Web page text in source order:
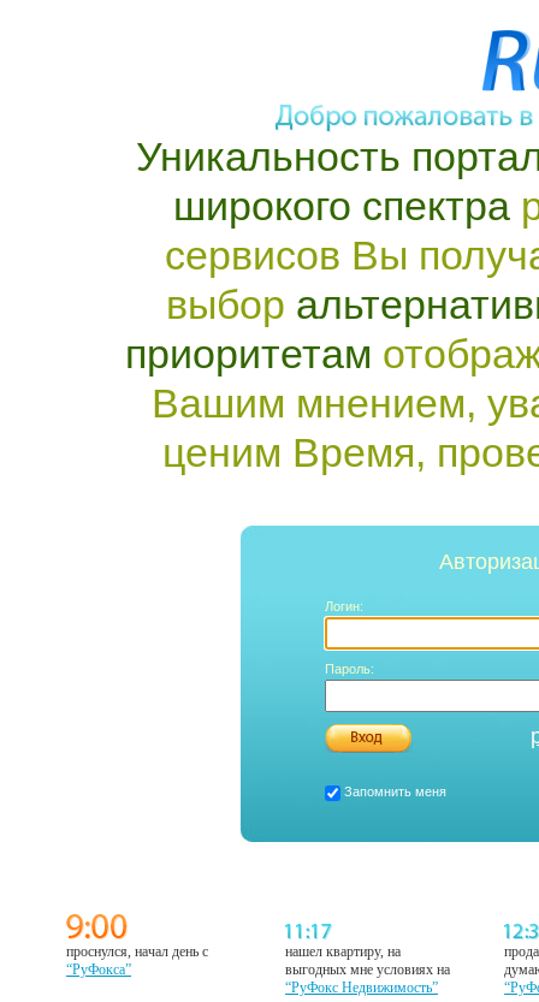
Уникальность
широкого спектра
сервисов Вы
выбор
приоритетам
Вашим мнением,
ценим Время,
Логин:
Пароль:
Запомнить меня
проснулся, начал день с
“РуФокса”
нашел квартиру, на
выгодных мне условиях на
“РуФокс Недвижимость”